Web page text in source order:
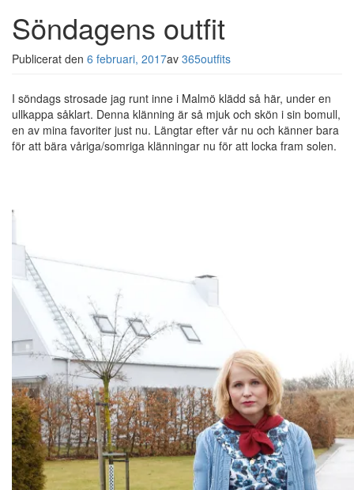
Söndagens outfit
Publicerat den 6 februari, 2017av 365outfits
I söndags strosade jag runt inne i Malmö klädd så här, under en
ullkappa såklart. Denna klänning är så mjuk och skön i sin bomull,
en av mina favoriter just nu. Längtar efter vår nu och känner bara
för att bära våriga/somriga klänningar nu för att locka fram solen.